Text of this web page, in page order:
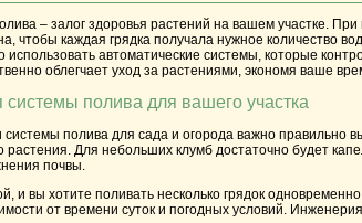
– залог здоровья растений на вашем участке.
чтобы каждая грядка получала нужное количество
использовать автоматические системы, которые
облегчает уход за растениями, экономя ваше
системы полива для вашего участка
системы полива для сада и огорода важно
растения. Для небольших клумб достаточно будет
почвы.
и вы хотите поливать несколько грядок
от времени суток и погодных условий.